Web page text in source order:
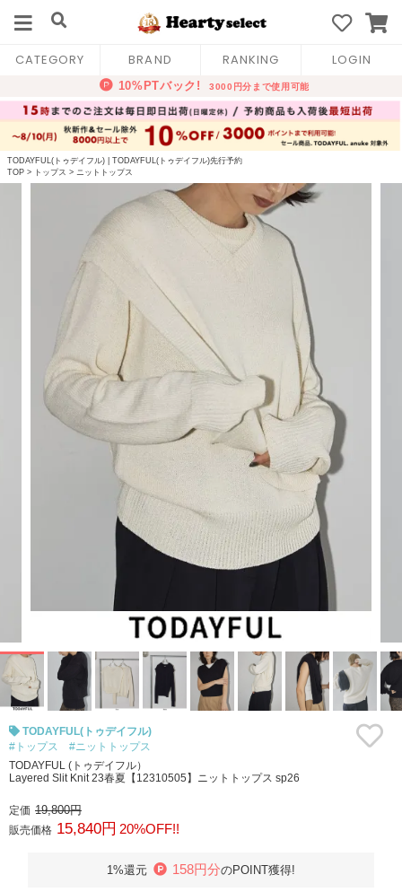
CATEGORY BRAND RANKING LOGIN
TODAYFUL(トゥデイフル)
TODAYFUL(トゥデイフル)先行予約
TOP > トップス > ニットトップス
TODAYFUL(トゥデイフル)
#トップス
#ニットトップス
TODAYFUL (トゥデイフル）
Layered Slit Knit 23春夏【12310505】ニットトップス sp26
定価 19,800円
販売価格 15,840円 20%OFF!!
1%還元 158円分のPOINT獲得!